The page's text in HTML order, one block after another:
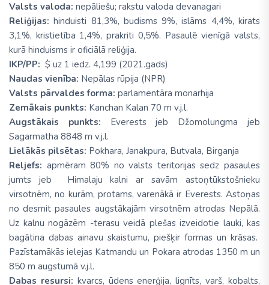
Valsts valoda: nepāliešu; rakstu valoda devanagari
Reliģijas:hinduisti 81,3%, budisms 9%, islāms 4,4%, kirats
3,1%, kristietība 1,4%, prakriti 0,5%. Pasaulē vienīgā valsts,
kurā hinduisms ir oficiālā reliģija.
IKP/PP: $ uz 1 iedz. 4,199 (2021.gads)
Naudas vienība: Nepālas rūpija (NPR)
Valsts pārvaldes forma: parlamentāra monarhija
Zemākais punkts: Kanchan Kalan 70 m v.j.l.
Augstākais punkts: Everests jeb Džomolungma jeb
Sagarmatha 8848 m v.j.l.
Lielākās pilsētas: Pokhara, Janakpura, Butvala, Birganja
Reljefs: apmēram 80% no valsts teritorijas sedz pasaules
jumts jeb Himalaju kalni ar savām astoņtūkstošnieku
virsotnēm, no kurām, protams, varenākā ir Everests. Astoņas
no desmit pasaules augstākajām virsotnēm atrodas Nepālā.
Uz kalnu nogāzēm -terasu veidā plešas izveidotie lauki, kas
bagātina dabas ainavu skaistumu, piešķir formas un krāsas.
Pazīstamākās ielejas Katmandu un Pokara atrodas 1350 m un
850 m augstumā v.j.l.
Dabas resursi: kvarcs, ūdens enerģija, lignīts, varš, kobalts,